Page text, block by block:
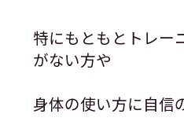
特にもともとトレー
がない方や
身体の使い方に自信